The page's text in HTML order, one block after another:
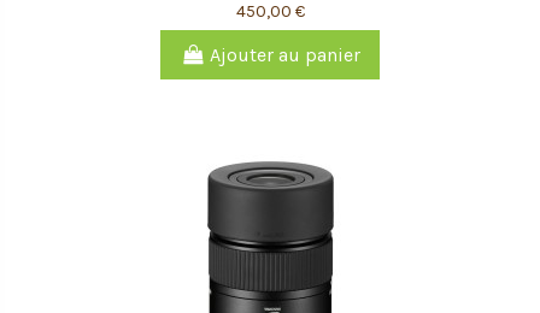
450,00 €
Ajouter au panier